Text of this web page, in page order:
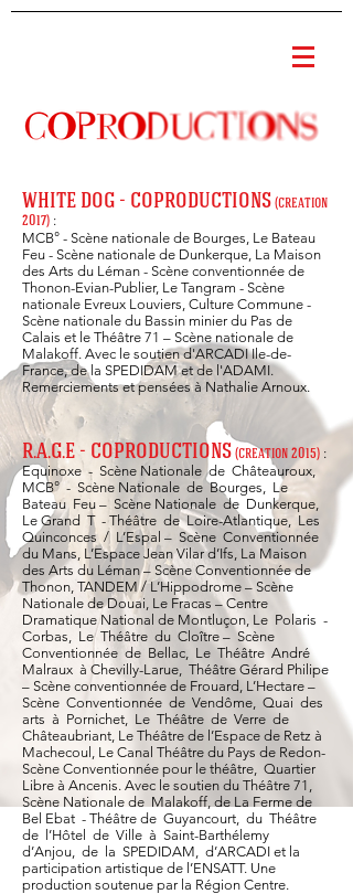
WHITE DOG - COPRODUCTIONS (creation
2017) :
MCB° - Scène nationale de Bourges, Le Bateau
Feu - Scène nationale de Dunkerque, La Maison
des Arts du Léman - Scène conventionnée de
Thonon-Evian-Publier, Le Tangram - Scène
nationale Evreux Louviers, Culture Commune -
Scène nationale du Bassin minier du Pas de
Calais et le Théâtre 71 – Scène nationale de
Malakoff. Avec le soutien d'ARCADI Ile-de-
France, de la SPEDIDAM et de l'ADAMI.
Remerciements et pensées à Nathalie Arnoux.
R.A.G.E - COPRODUCTIONS (creation 2015) :
Equinoxe - Scène Nationale de Châteauroux,
MCB° - Scène Nationale de Bourges, Le
Bateau Feu – Scène Nationale de Dunkerque,
Le Grand T - Théâtre de Loire-Atlantique, Les
Quinconces / L’Espal – Scène Conventionnée
du Mans, L’Espace Jean Vilar d’Ifs, La Maison
des Arts du Léman – Scène Conventionnée de
Thonon, TANDEM / L’Hippodrome – Scène
Nationale de Douai, Le Fracas – Centre
Dramatique National de Montluçon, Le Polaris -
Corbas, Le Théâtre du Cloître – Scène
Conventionnée de Bellac, Le Théâtre André
Malraux à Chevilly-Larue, Théâtre Gérard Philipe
– Scène conventionnée de Frouard, L’Hectare –
Scène Conventionnée de Vendôme, Quai des
arts à Pornichet, Le Théâtre de Verre de
Châteaubriant, Le Théâtre de l’Espace de Retz à
Machecoul, Le Canal Théâtre du Pays de Redon-
Scène Conventionnée pour le théâtre, Quartier
Libre à Ancenis. Avec le soutien du Théâtre 71,
Scène Nationale de Malakoff, de La Ferme de
Bel Ebat - Théâtre de Guyancourt, du Théâtre
de l’Hôtel de Ville à Saint-Barthélemy
d’Anjou, de la SPEDIDAM, d’ARCADI et la
participation artistique de l’ENSATT. Une
production soutenue par la Région Centre.